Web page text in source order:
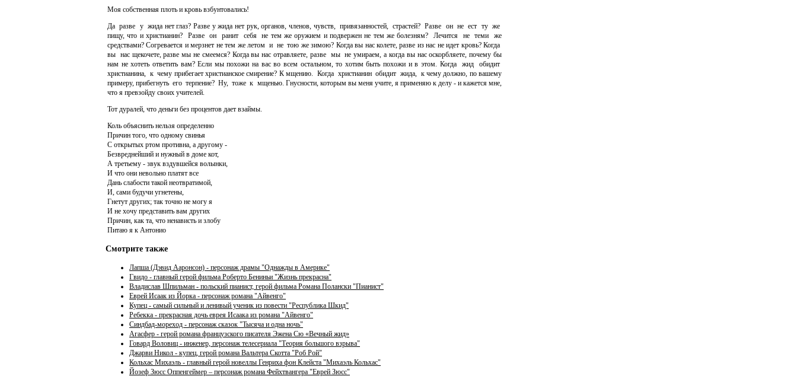
Моя собственная плоть и кровь взбунтовались!
Да разве у жида нет глаз? Разве у жида нет рук, органов, членов, чувств, привязанностей, страстей? Разве он не ест ту же
пищу, что и христианин? Разве он ранит себя не тем же оружием и подвержен не тем же болезням? Лечится не теми же
средствами? Согревается и мерзнет не тем же летом и не тою же зимою? Когда вы нас колете, разве из нас не идет кровь? Когда
вы нас щекочете, разве мы не смеемся? Когда вы нас отравляете, разве мы не умираем, а когда вы нас оскорбляете, почему бы
нам не хотеть ответить вам? Если мы похожи на вас во всем остальном, то хотим быть похожи и в этом. Когда жид обидит
христианина, к чему прибегает христианское смирение? К мщению. Когда христианин обидит жида, к чему должно, по вашему
примеру, прибегнуть его терпение? Ну, тоже к мщенью. Гнусности, которым вы меня учите, я применяю к делу - и кажется мне,
что я превзойду своих учителей.
Тот дуралей, что деньги без процентов дает взаймы.
Коль объяснить нельзя определенно
Причин того, что одному свинья
С открытых ртом противна, а другому -
Безвреднейший и нужный в доме кот,
А третьему - звук вздувшейся волынки,
И что они невольно платят все
Дань слабости такой неотвратимой,
И, сами будучи угнетены,
Гнетут других; так точно не могу я
И не хочу представить вам других
Причин, как та, что ненависть и злобу
Питаю я к Антонио
Смотрите также
Лапша (Дэвид Ааронсон) - персонаж драмы "Однажды в Америке"
Гвидо - главный герой фильма Роберто Бениньи "Жизнь прекрасна"
Владислав Шпильман - польский пианист, герой фильма Романа Полански "Пианист"
Еврей Исаак из Йорка - персонаж романа "Айвенго"
Купец - самый сильный и ленивый ученик из повести "Республика Шкид"
Ребекка - прекрасная дочь еврея Исаака из романа "Айвенго"
Синдбад-мореход - персонаж сказок "Тысяча и одна ночь"
Агасфер - герой романа французского писателя Эжена Сю «Вечный жид»
Говард Воловиц - инженер, персонаж телесериала "Теория большого взрыва"
Джарви Никол - купец, герой романа Вальтера Скотта "Роб Рой"
Кольхас Михаэль - главный герой новеллы Генриха фон Клейста "Михаэль Кольхас"
Йозеф Зюсс Оппенгеймер – персонаж романа Фейхтвангера "Еврей Зюсс"